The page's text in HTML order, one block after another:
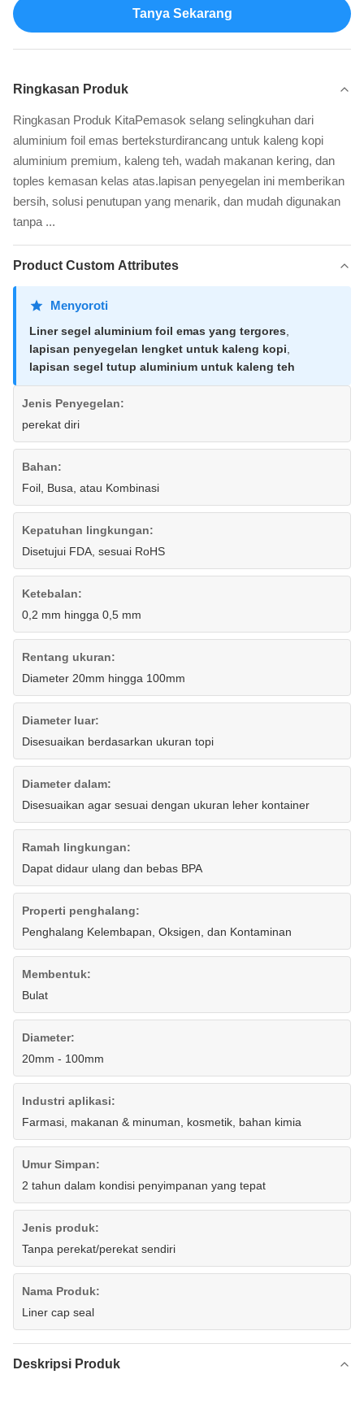
Tanya Sekarang
Ringkasan Produk
Ringkasan Produk KitaPemasok selang selingkuhan dari
aluminium foil emas berteksturdirancang untuk kaleng kopi
aluminium premium, kaleng teh, wadah makanan kering, dan
toples kemasan kelas atas.lapisan penyegelan ini memberikan
bersih, solusi penutupan yang menarik, dan mudah digunakan
tanpa ...
Product Custom Attributes
Menyoroti
Liner segel aluminium foil emas yang tergores,
lapisan penyegelan lengket untuk kaleng kopi,
lapisan segel tutup aluminium untuk kaleng teh
Jenis Penyegelan:
perekat diri
Bahan:
Foil, Busa, atau Kombinasi
Kepatuhan lingkungan:
Disetujui FDA, sesuai RoHS
Ketebalan:
0,2 mm hingga 0,5 mm
Rentang ukuran:
Diameter 20mm hingga 100mm
Diameter luar:
Disesuaikan berdasarkan ukuran topi
Diameter dalam:
Disesuaikan agar sesuai dengan ukuran leher kontainer
Ramah lingkungan:
Dapat didaur ulang dan bebas BPA
Properti penghalang:
Penghalang Kelembapan, Oksigen, dan Kontaminan
Membentuk:
Bulat
Diameter:
20mm - 100mm
Industri aplikasi:
Farmasi, makanan & minuman, kosmetik, bahan kimia
Umur Simpan:
2 tahun dalam kondisi penyimpanan yang tepat
Jenis produk:
Tanpa perekat/perekat sendiri
Nama Produk:
Liner cap seal
Deskripsi Produk